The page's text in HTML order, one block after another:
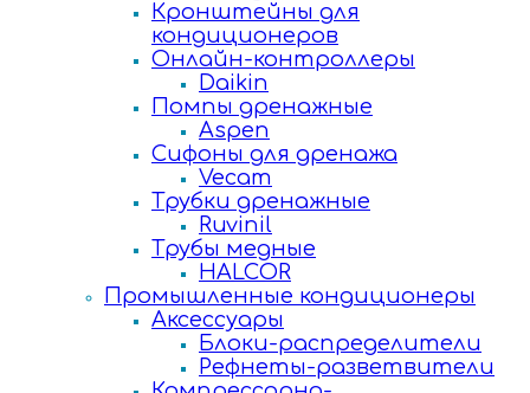
Кронштейны для
кондиционеров
Онлайн-контроллеры
Daikin
Помпы дренажные
Aspen
Сифоны для дренажа
Vecam
Трубки дренажные
Ruvinil
Трубы медные
HALCOR
Промышленные кондиционеры
Аксессуары
Блоки-распределители
Рефнеты-разветвители